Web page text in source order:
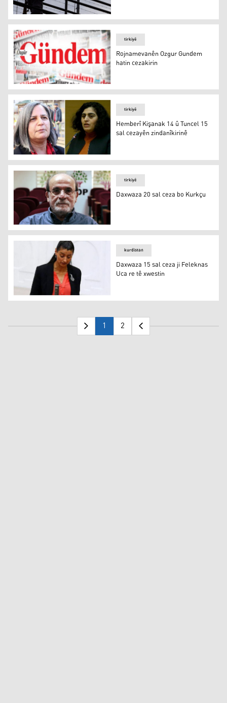
Li Amerîkayê di serdema Trump de 7 kes hatine
Rojnamevanên Ozgur Gundem hatin cezakirin
tirkiyê
Rojnamevanên Ozgur Gundem
hatin cezakirin
Hemberî Kişanak 14 û Tuncel 15 sal cezayên
tirkiyê
Hemberî Kişanak 14 û Tuncel 15
sal cezayên zindanîkirinê
Daxwaza 20 sal ceza bo Kurkçu
tirkiyê
Daxwaza 20 sal ceza bo Kurkçu
Daxwaza 15 sal ceza ji Feleknas Uca re tê xwestin
kurdistan
Daxwaza 15 sal ceza ji Feleknas
Uca re tê xwestin
1 2